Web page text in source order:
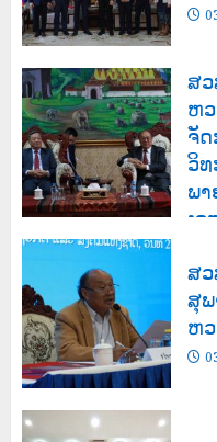
ສ
ຫ
ຈັ
ວິ
ພ
ເອ
ສ
ສຸພ
ຫ